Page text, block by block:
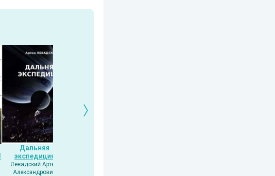
Дальняя
экспедиция
Левадский Артем
Александрович